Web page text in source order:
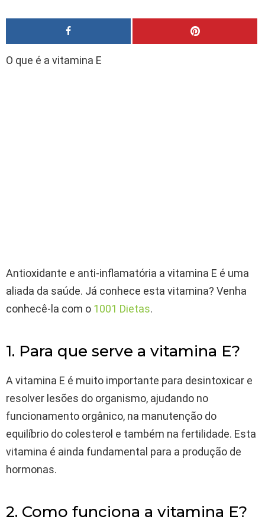
O que é a vitamina E
Antioxidante e anti-inflamatória a vitamina E é uma
aliada da saúde. Já conhece esta vitamina? Venha
conhecê-la com o 1001 Dietas.
1. Para que serve a vitamina E?
A vitamina E é muito importante para desintoxicar e
resolver lesões do organismo, ajudando no
funcionamento orgânico, na manutenção do
equilíbrio do colesterol e também na fertilidade. Esta
vitamina é ainda fundamental para a produção de
hormonas.
2. Como funciona a vitamina E?